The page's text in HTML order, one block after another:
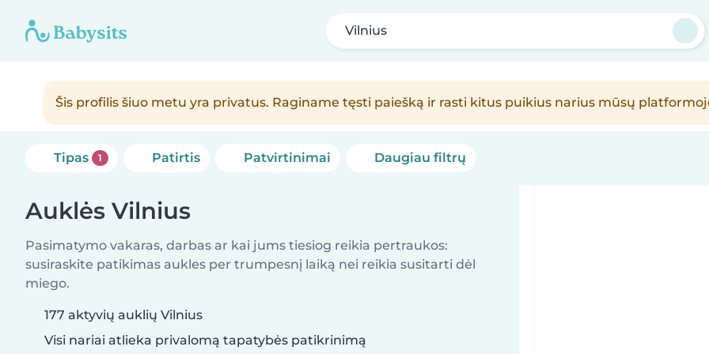
Vilnius
Šis profilis šiuo metu yra privatus. Raginame tęsti paiešką ir rasti kitus puikius narius mūsų
Tipas 1 Patirtis Patvirtinimai Daugiau filtrų
Auklės Vilnius
Pasimatymo vakaras, darbas ar kai jums tiesiog reikia pertraukos:
susiraskite patikimas aukles per trumpesnį laiką nei reikia susitarti dėl
miego.
177 aktyvių auklių Vilnius
Visi nariai atlieka privalomą tapatybės patikrinimą